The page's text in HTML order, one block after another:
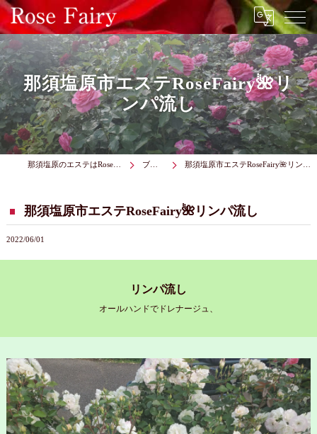
那須塩原市エステRoseFairy🌺リ
ンパ流し
那須塩原のエステはRose Fairy ブログ 那須塩原市エステRoseFairy🌺リンパ流し
那須塩原市エステRoseFairy🌺リンパ流し
2022/06/01
リンパ流し
オールハンドでドレナージュ、